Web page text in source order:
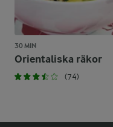
30 MIN
Orientaliska räkor
(74)